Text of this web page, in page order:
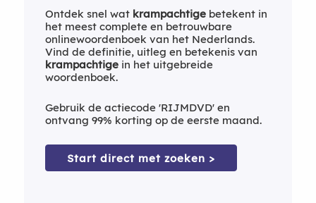
Ontdek snel wat krampachtigebetekent in
het meest complete en betrouwbare
onlinewoordenboek van het Nederlands.
Vind de definitie, uitleg en betekenis van
krampachtigein het uitgebreide
woordenboek.
Gebruik de actiecode 'RIJMDVD' en
ontvang 99% korting op de eerste maand.
Start direct met zoeken >